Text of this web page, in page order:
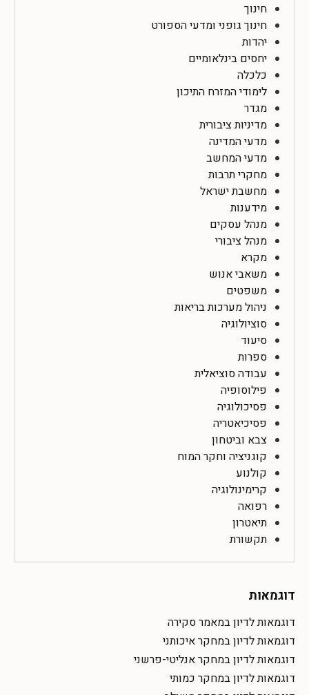
חינוך
חינוך גופני ומדעי הספורט
יהדות
יחסים בינלאומיים
כלכלה
לימודי המזרח התיכון
מגדר
מדיניות ציבורית
מדעי המדינה
מדעי המחשב
מחקרי תרבות
מחשבת ישראל
מידענות
מנהל עסקים
מנהל ציבורי
מקרא
משאבי אנוש
משפטים
ניהול מערכות בריאות
סוציולוגיה
סיעוד
ספרות
עבודה סוציאלית
פילוסופיה
פסיכולוגיה
פסיכיאטריה
צבא וביטחון
קוגניציה וחקר המוח
קולנוע
קרימינולוגיה
רפואה
תיאטרון
תקשורת
דוגמאות
דוגמאות לדיון במאמר סקירה
דוגמאות לדיון במחקר איכותני
דוגמאות לדיון במחקר אנליטי-פרשני
דוגמאות לדיון במחקר כמותי